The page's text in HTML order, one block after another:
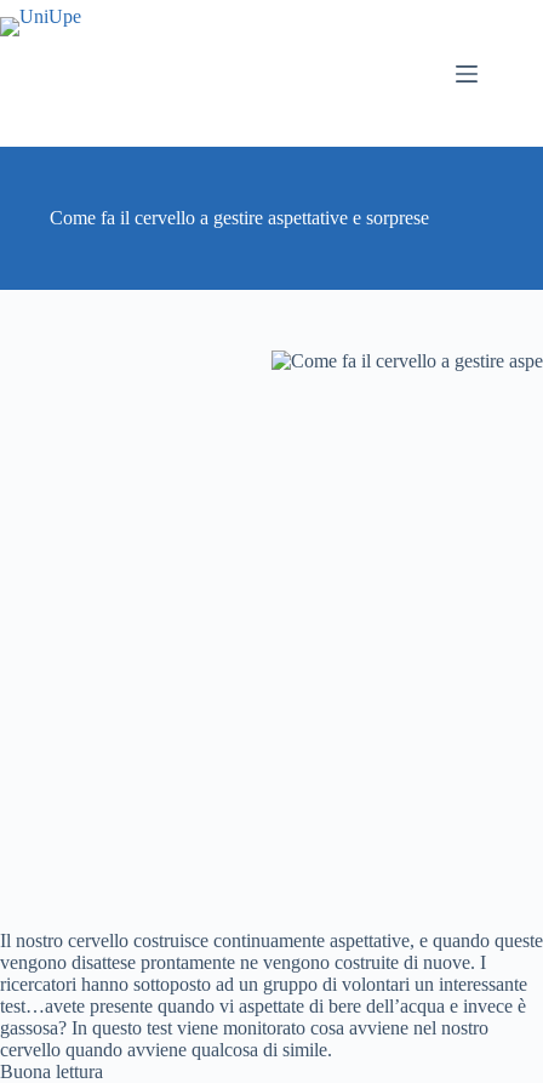
Salta
al
Come fa il cervello a gestire aspettative e sorprese
Il nostro cervello costruisce continuamente aspettative, e quando queste
vengono disattese prontamente ne vengono costruite di nuove. I
ricercatori hanno sottoposto ad un gruppo di volontari un interessante
test…avete presente quando vi aspettate di bere dell’acqua e invece è
gassosa? In questo test viene monitorato cosa avviene nel nostro
cervello quando avviene qualcosa di simile.
Buona lettura